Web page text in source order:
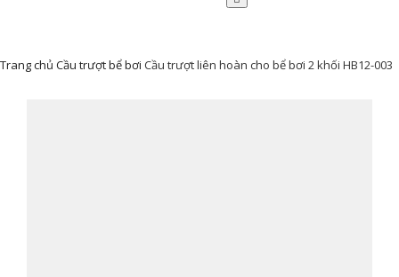
Trang chủ Cầu trượt bể bơi Cầu trượt liên hoàn cho bể bơi 2 khối HB12-003